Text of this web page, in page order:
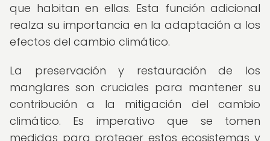
que habitan en ellas. Esta función adicional
realza su importancia en la adaptación a los
efectos del cambio climático.
La preservación y restauración de los
manglares son cruciales para mantener su
contribución a la mitigación del cambio
climático. Es imperativo que se tomen
medidas para proteger estos ecosistemas y